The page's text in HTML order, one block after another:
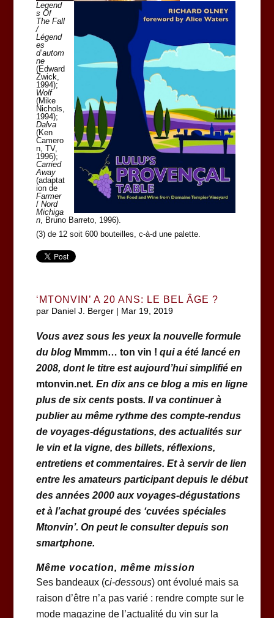
Legend
s Of
The Fall
/
Légend
es
d’autom
ne
(Edward
Zwick,
1994);
Wolf
(Mike
Nichols,
1994);
Dalva
(Ken
Camero
n, TV,
1996);
Carried
Away
(adaptat
ion de
Farmer
/ Nord
Michiga
n, Bruno Barreto, 1996).
(3) de 12 soit 600 bouteilles, c-à-d une palette.
‘MTONVIN’ A 20 ANS: LE BEL ÂGE ?
par Daniel J. Berger| Mar 19, 2019
Vous avez sous les yeux la nouvelle formule
du blog Mmmm… ton vin ! qui a été lancé en
2008, dont le titre est aujourd’hui simplifié en
mtonvin.net. En dix ans ce blog a mis en ligne
plus de six cents posts. Il va continuer à
publier au même rythme des compte-rendus
de voyages-dégustations, des actualités sur
le vin et la vigne, des billets, réflexions,
entretiens et commentaires. Et à servir de lien
entre les amateurs participant depuis le début
des années 2000 aux voyages-dégustations
et à l’achat groupé des ‘cuvées spéciales
Mtonvin’. On peut le consulter depuis son
smartphone.
Même vocation, même mission
Ses bandeaux (ci-dessous) ont évolué mais sa
raison d’être n’a pas varié : rendre compte sur le
mode magazine de l’actualité du vin sur la